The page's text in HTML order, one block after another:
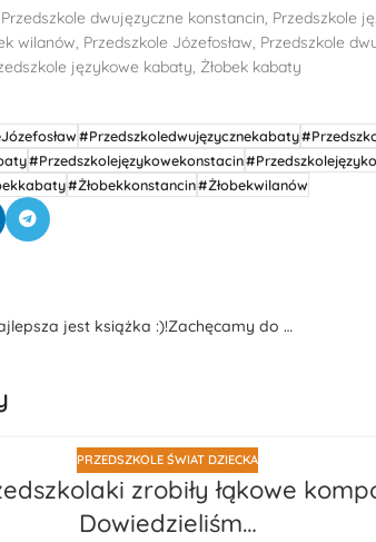
dwujęzyczne konstancin, Przedszkole
wilanów, Przedszkole Józefosław, Przedszkole
językowe kabaty, Żłobek kabaty
#Przedszkoledwujęzycznekabaty
#Przedszkolejęzykowekonstacin
#Żłobekkonstancin#Żłobekwilanów
jest książka :)!Zachęcamy do …
PRZEDSZKOLE ŚWIAT DZIECKA
zrobiły łąkowe
Dowiedzieliśm…